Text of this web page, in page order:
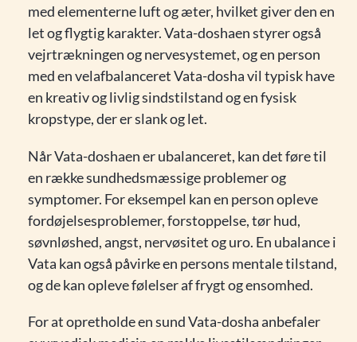
med elementerne luft og æter, hvilket giver den en
let og flygtig karakter. Vata-doshaen styrer også
vejrtrækningen og nervesystemet, og en person
med en velafbalanceret Vata-dosha vil typisk have
en kreativ og livlig sindstilstand og en fysisk
kropstype, der er slank og let.
Når Vata-doshaen er ubalanceret, kan det føre til
en række sundhedsmæssige problemer og
symptomer. For eksempel kan en person opleve
fordøjelsesproblemer, forstoppelse, tør hud,
søvnløshed, angst, nervøsitet og uro. En ubalance i
Vata kan også påvirke en persons mentale tilstand,
og de kan opleve følelser af frygt og ensomhed.
For at opretholde en sund Vata-dosha anbefaler